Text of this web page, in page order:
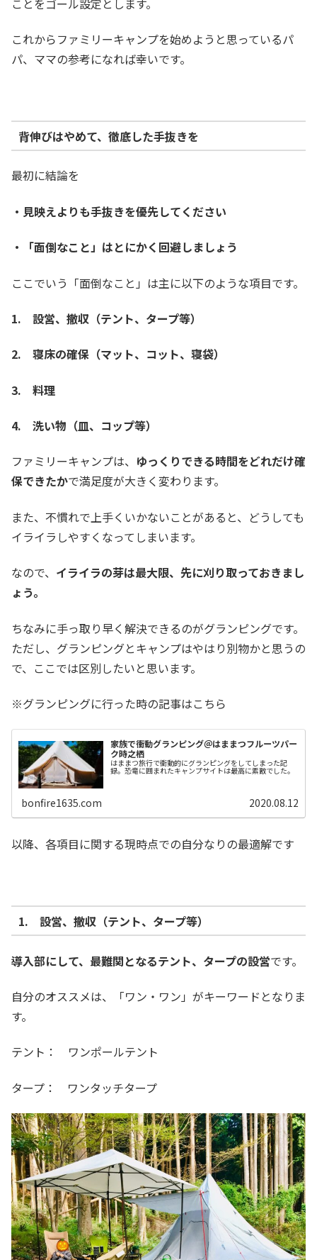
ことをゴール設定とします。
これからファミリーキャンプを始めようと思っているパ
パ、ママの参考になれば幸いです。
背伸びはやめて、徹底した手抜きを
最初に結論を
・見映えよりも手抜きを優先してください
・「面倒なこと」はとにかく回避しましょう
ここでいう「面倒なこと」は主に以下のような項目です。
1. 設営、撤収（テント、タープ等）
2. 寝床の確保（マット、コット、寝袋）
3. 料理
4. 洗い物（皿、コップ等）
ファミリーキャンプは、 ゆっくりできる時間をどれだけ確
保できたかで満足度が大きく変わります。
また、不慣れで上手くいかないことがあると、どうしても
イライラしやすくなってしまいます。
なので、 イライラの芽は最大限、先に刈り取っておきまし
ょう。
ちなみに手っ取り早く解決できるのがグランピングです。
ただし、グランピングとキャンプはやはり別物かと思うの
で、ここでは区別したいと思います。
※グランピングに行った時の記事はこちら
家族で衝動グランピング＠はままつフルーツパー
ク時之栖
はままつ旅行で衝動的にグランピングをしてしまった記
録。恐竜に囲まれたキャンプサイトは最高に素敵でした。
bonfire1635.com 2020.08.12
以降、各項目に関する現時点での自分なりの最適解です
1. 設営、撤収（テント、タープ等）
導入部にして、最難関となるテント、タープの設営です。
自分のオススメは、「ワン・ワン」がキーワードとなりま
す。
テント： ワンポールテント
タープ： ワンタッチタープ